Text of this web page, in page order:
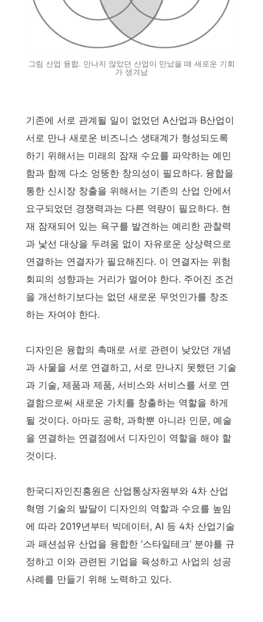
그림 산업 융합. 만나지 않았던 산업이 만났을 때 새로운 기회
가 생겨남
기존에 서로 관계될 일이 없었던 A산업과 B산업이
서로 만나 새로운 비즈니스 생태계가 형성되도록
하기 위해서는 미래의 잠재 수요를 파악하는 예민
함과 함께 다소 엉뚱한 창의성이 필요하다. 융합을
통한 신시장 창출을 위해서는 기존의 산업 안에서
요구되었던 경쟁력과는 다른 역량이 필요하다. 현
재 잠재되어 있는 욕구를 발견하는 예리한 관찰력
과 낯선 대상을 두려움 없이 자유로운 상상력으로
연결하는 연결자가 필요해진다. 이 연결자는 위험
회피의 성향과는 거리가 멀어야 한다. 주어진 조건
을 개선하기보다는 없던 새로운 무엇인가를 창조
하는 자여야 한다.
디자인은 융합의 촉매로 서로 관련이 낮았던 개념
과 사물을 서로 연결하고, 서로 만나지 못했던 기술
과 기술, 제품과 제품, 서비스와 서비스를 서로 연
결함으로써 새로운 가치를 창출하는 역할을 하게
될 것이다. 아마도 공학, 과학뿐 아니라 인문, 예술
을 연결하는 연결점에서 디자인이 역할을 해야 할
것이다.
한국디자인진흥원은 산업통상자원부와 4차 산업
혁명 기술의 발달이 디자인의 역할과 수요를 높임
에 따라 2019년부터 빅데이터, AI 등 4차 산업기술
과 패션섬유 산업을 융합한 ‘스타일테크’ 분야를 규
정하고 이와 관련된 기업을 육성하고 사업의 성공
사례를 만들기 위해 노력하고 있다.